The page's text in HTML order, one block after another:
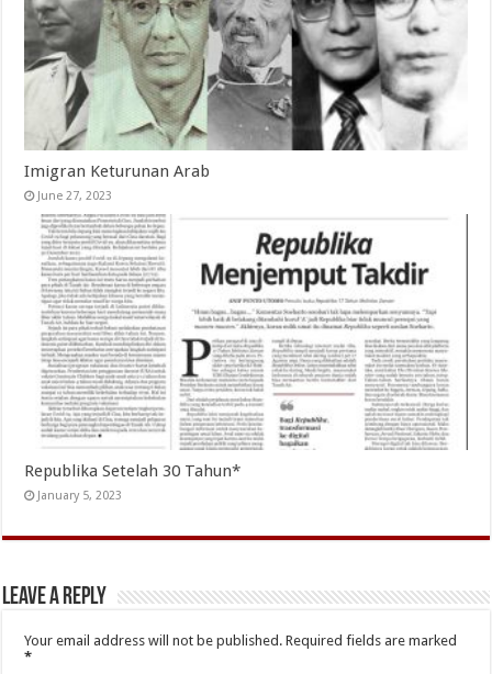
Imigran Keturunan Arab
June 27, 2023
Republika Setelah 30 Tahun*
January 5, 2023
Leave a Reply
Your email address will not be published. Required fields are marked
*